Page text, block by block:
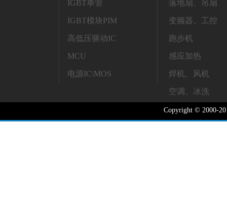
落地扇、吊扇
变频器、工控
跑步机
感应加热
焊机、风机
空调、冰洗
IGBT单管
IGBT模块PIM
高低压驱动IC
MCU
电源IC\MOS
Copyright © 2000-